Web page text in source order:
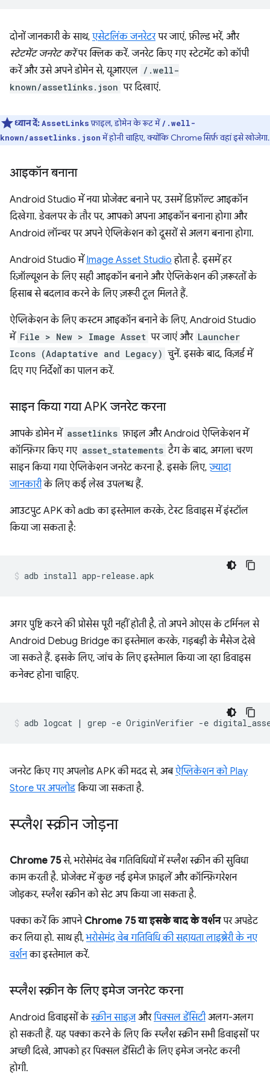
दोनों जानकारी के साथ, एसेटलिंक जनरेटरपर जाएं, फ़ील्ड भरें, और
स्टेटमेंट जनरेट करेंपर क्लिक करें. जनरेट किए गए स्टेटमेंट को कॉपी
करें और उसे अपने डोमेन से, यूआरएल /.well-
known/assetlinks.json पर दिखाएं.
ध्यान दें:AssetLinksफ़ाइल, डोमेन के रूट में /.well-
known/assetlinks.jsonमें होनी चाहिए, क्योंकि Chrome सिर्फ़ वहां इसे खोजेगा.
आइकॉन बनाना
Android Studio में नया प्रोजेक्ट बनाने पर, उसमें डिफ़ॉल्ट आइकॉन
दिखेगा. डेवलपर के तौर पर, आपको अपना आइकॉन बनाना होगा और
Android लॉन्चर पर अपने ऐप्लिकेशन को दूसरों से अलग बनाना होगा.
Android Studio में Image Asset Studio होता है. इसमें हर
रिज़ॉल्यूशन के लिए सही आइकॉन बनाने और ऐप्लिकेशन की ज़रूरतों के
हिसाब से बदलाव करने के लिए ज़रूरी टूल मिलते हैं.
ऐप्लिकेशन के लिए कस्टम आइकॉन बनाने के लिए, Android Studio
में File > New > Image Asset पर जाएं और Launcher
Icons (Adaptative and Legacy) चुनें. इसके बाद, विज़र्ड में
दिए गए निर्देशों का पालन करें.
साइन किया गया APK जनरेट करना
आपके डोमेन में assetlinks फ़ाइल और Android ऐप्लिकेशन में
कॉन्फ़िगर किए गए asset_statements टैग के बाद, अगला चरण
साइन किया गया ऐप्लिकेशन जनरेट करना है. इसके लिए, ज़्यादा
जानकारीके लिए कई लेख उपलब्ध हैं.
आउटपुट APK को adb का इस्तेमाल करके, टेस्ट डिवाइस में इंस्टॉल
किया जा सकता है:
अगर पुष्टि करने की प्रोसेस पूरी नहीं होती है, तो अपने ओएस के टर्मिनल से
Android Debug Bridge का इस्तेमाल करके, गड़बड़ी के मैसेज देखे
जा सकते हैं. इसके लिए, जांच के लिए इस्तेमाल किया जा रहा डिवाइस
कनेक्ट होना चाहिए.
जनरेट किए गए अपलोड APK की मदद से, अबऐप्लिकेशन को Play
Store पर अपलोड किया जा सकता है.
स्प्लैश स्क्रीन जोड़ना
Chrome 75से, भरोसेमंद वेब गतिविधियों में स्प्लैश स्क्रीन की सुविधा
काम करती है. प्रोजेक्ट में कुछ नई इमेज फ़ाइलें और कॉन्फ़िगरेशन
जोड़कर, स्प्लैश स्क्रीन को सेट अप किया जा सकता है.
पक्का करें कि आपने Chrome 75 या इसके बाद के वर्शनपर अपडेट
कर लिया हो. साथ ही,भरोसेमंद वेब गतिविधि की सहायता लाइब्रेरी के नए
वर्शनका इस्तेमाल करें.
स्प्लैश स्क्रीन के लिए इमेज जनरेट करना
Android डिवाइसों केस्क्रीन साइज़औरपिक्सल डेंसिटीअलग-अलग
हो सकती हैं. यह पक्का करने के लिए कि स्प्लैश स्क्रीन सभी डिवाइसों पर
अच्छी दिखे, आपको हर पिक्सल डेंसिटी के लिए इमेज जनरेट करनी
होगी.